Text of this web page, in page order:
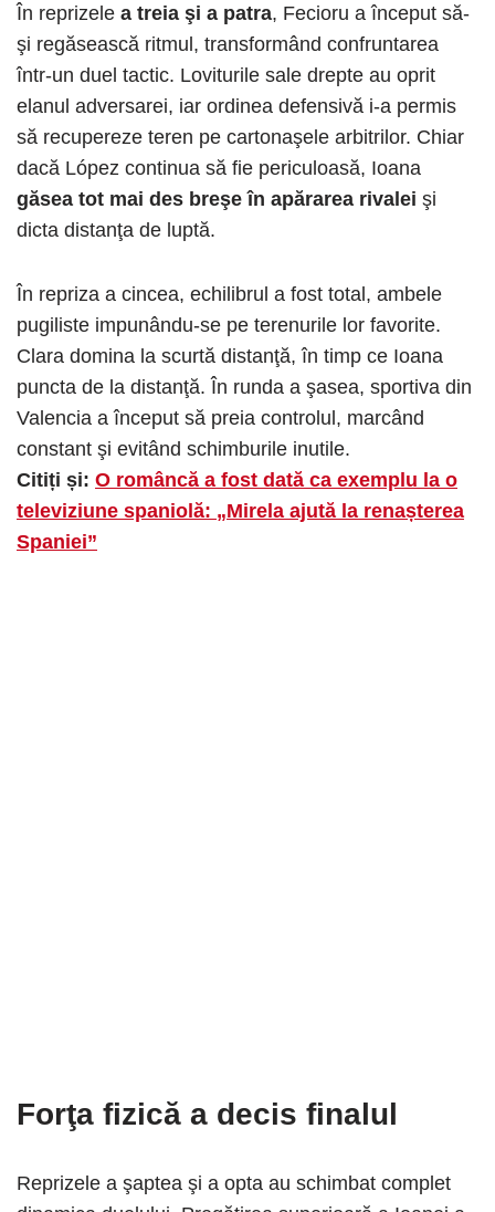
În reprizele a treia şi a patra, Fecioru a început să-
şi regăsească ritmul, transformând confruntarea
într-un duel tactic. Loviturile sale drepte au oprit
elanul adversarei, iar ordinea defensivă i-a permis
să recupereze teren pe cartonaşele arbitrilor. Chiar
dacă López continua să fie periculoasă, Ioana
găsea tot mai des breşe în apărarea rivalei şi
dicta distanţa de luptă.
În repriza a cincea, echilibrul a fost total, ambele
pugiliste impunându-se pe terenurile lor favorite.
Clara domina la scurtă distanţă, în timp ce Ioana
puncta de la distanţă. În runda a şasea, sportiva din
Valencia a început să preia controlul, marcând
constant şi evitând schimburile inutile.
Citiți și: O româncă a fost dată ca exemplu la o
televiziune spaniolă: „Mirela ajută la renașterea
Spaniei”
Forţa fizică a decis finalul
Reprizele a şaptea şi a opta au schimbat complet